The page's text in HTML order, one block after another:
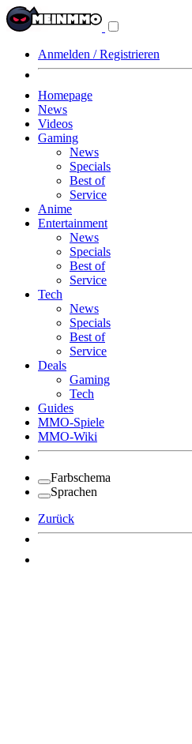
Anmelden / Registrieren
Homepage
News
Videos
Gaming
News
Specials
Best of
Service
Anime
Entertainment
News
Specials
Best of
Service
Tech
News
Specials
Best of
Service
Deals
Gaming
Tech
Guides
MMO-Spiele
MMO-Wiki
Farbschema
Sprachen
Zurück